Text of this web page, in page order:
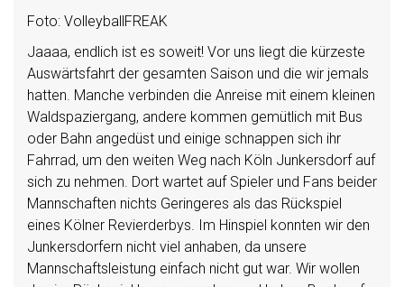
Foto: VolleyballFREAK
Jaaaa, endlich ist es soweit! Vor uns liegt die kürzeste
Auswärtsfahrt der gesamten Saison und die wir jemals
hatten. Manche verbinden die Anreise mit einem kleinen
Waldspaziergang, andere kommen gemütlich mit Bus
oder Bahn angedüst und einige schnappen sich ihr
Fahrrad, um den weiten Weg nach Köln Junkersdorf auf
sich zu nehmen. Dort wartet auf Spieler und Fans beider
Mannschaften nichts Geringeres als das Rückspiel
eines Kölner Revierderbys. Im Hinspiel konnten wir den
Junkersdorfern nicht viel anhaben, da unsere
Mannschaftsleistung einfach nicht gut war. Wir wollen